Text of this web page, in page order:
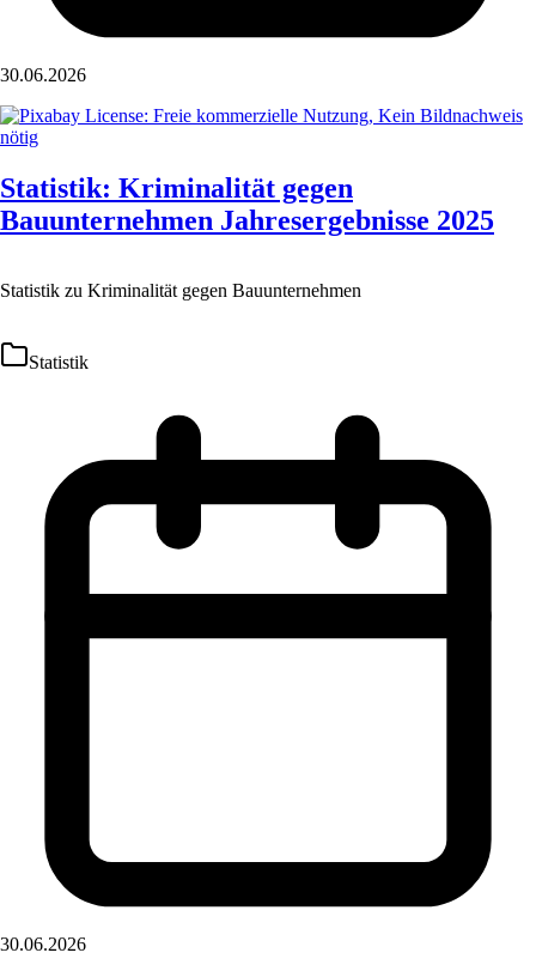
30.06.2026
Statistik: Kriminalität gegen
Bauunternehmen Jahresergebnisse 2025
Statistik zu Kriminalität gegen Bauunternehmen
Statistik
30.06.2026